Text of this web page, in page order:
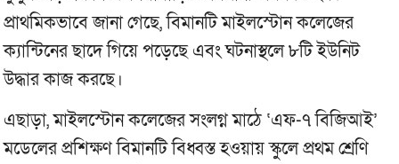
প্রাথমিকভাবে জানা গেছে, বিমানটি মাইলস্টোন কলেজের
ক্যান্টিনের ছাদে গিয়ে পড়েছে এবং ঘটনাস্থলে ৮টি ইউনিট
উদ্ধার কাজ করছে।
এছাড়া, মাইলস্টোন কলেজের সংলগ্ন মাঠে ‘এফ-৭ বিজিআই’
মডেলের প্রশিক্ষণ বিমানটি বিধ্বস্ত হওয়ায় স্কুলে প্রথম শ্রেণি